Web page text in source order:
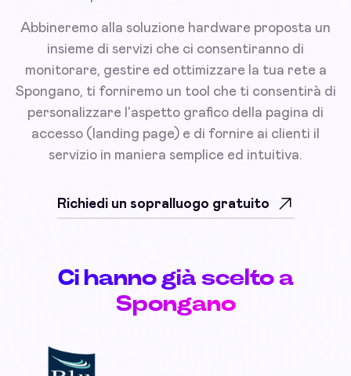
Abbineremo alla soluzione hardware proposta un
insieme di servizi che ci consentiranno di
monitorare, gestire ed ottimizzare la tua rete a
Spongano, ti forniremo un tool che ti consentirà di
personalizzare l'aspetto grafico della pagina di
accesso (landing page) e di fornire ai clienti il
servizio in maniera semplice ed intuitiva.
Richiedi un sopralluogo gratuito
Ci hanno già scelto a
Spongano